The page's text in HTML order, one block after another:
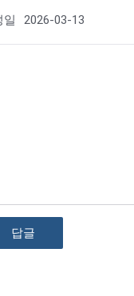
일 2026-03-13
답글